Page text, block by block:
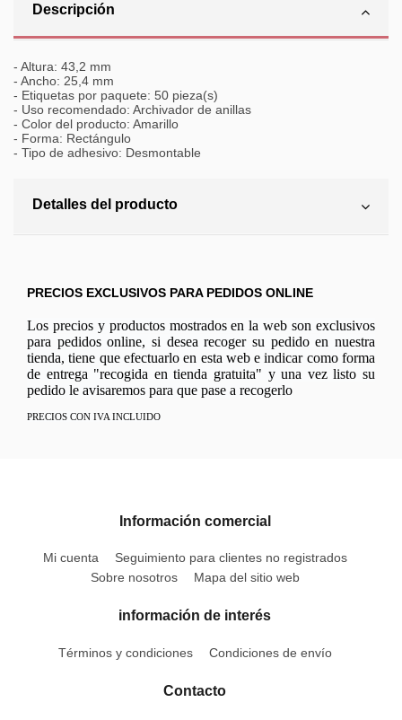
Descripción
- Altura: 43,2 mm
- Ancho: 25,4 mm
- Etiquetas por paquete: 50 pieza(s)
- Uso recomendado: Archivador de anillas
- Color del producto: Amarillo
- Forma: Rectángulo
- Tipo de adhesivo: Desmontable
Detalles del producto
PRECIOS EXCLUSIVOS PARA PEDIDOS ONLINE
Los precios y productos mostrados en la web son exclusivos
para pedidos online, si desea recoger su pedido en nuestra
tienda, tiene que efectuarlo en esta web e indicar como forma
de entrega "recogida en tienda gratuita" y una vez listo su
pedido le avisaremos para que pase a recogerlo
PRECIOS CON IVA INCLUIDO
Información comercial
Mi cuenta
Seguimiento para clientes no registrados
Sobre nosotros
Mapa del sitio web
información de interés
Términos y condiciones Condiciones de envío
Contacto